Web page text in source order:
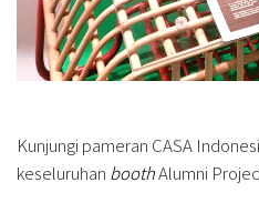
Kunjungi pameran CASA
keseluruhan boothAlumni